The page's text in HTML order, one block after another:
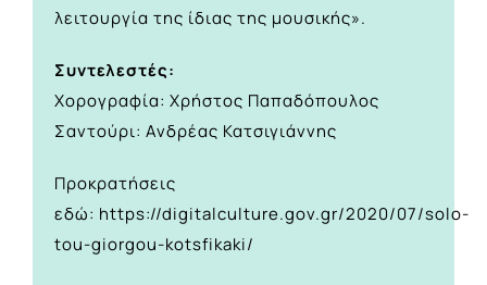
λειτουργία της ίδιας της μουσικής».
Συντελεστές:
Χορογραφία: Χρήστος Παπαδόπουλος
Σαντούρι: Ανδρέας Κατσιγιάννης
Προκρατήσεις
εδώ: https://digitalculture.gov.gr/2020/07/solo-
tou-giorgou-kotsfikaki/